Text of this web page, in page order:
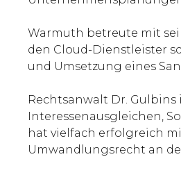
Warmuth betreute mit
den Cloud-Dienstleister
und Umsetzung eines
Rechtsanwalt Dr.
Interessenausgleichen,
hat vielfach erfolgreich
Umwandlungsrecht an